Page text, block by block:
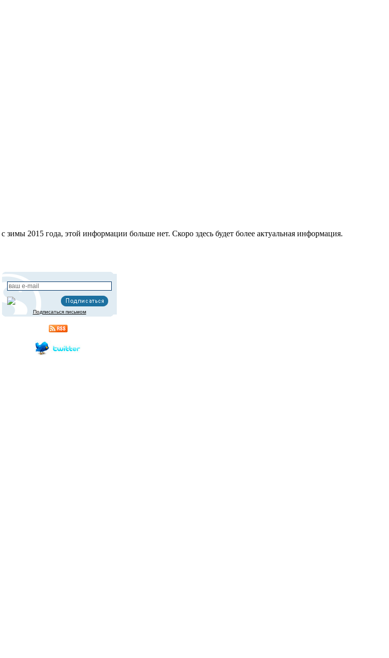
2015 года, этой информации больше нет. Скоро здесь будет более актуальная информация.
Подписаться письмом